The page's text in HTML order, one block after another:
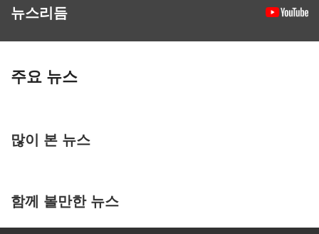
뉴스리듬
주요 뉴스
많이 본 뉴스
함께 볼만한 뉴스